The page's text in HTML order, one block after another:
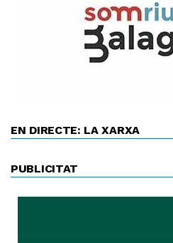
EN DIRECTE: LA XARXA
PUBLICITAT